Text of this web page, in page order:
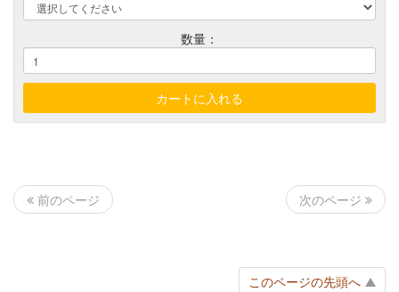
数量：
前のページ 次のページ
このページの先頭へ